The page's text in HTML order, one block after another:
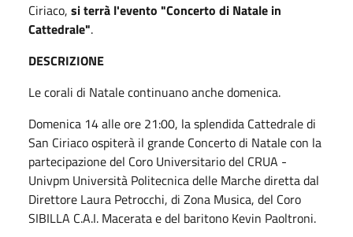
Ciriaco, si terrà l'evento "Concerto di Natale in
Cattedrale".
DESCRIZIONE
Le corali di Natale continuano anche domenica.
Domenica 14 alle ore 21:00, la splendida Cattedrale di
San Ciriaco ospiterà il grande Concerto di Natale con la
partecipazione del Coro Universitario del CRUA -
Univpm Università Politecnica delle Marche diretta dal
Direttore Laura Petrocchi, di Zona Musica, del Coro
SIBILLA C.A.I. Macerata e del baritono Kevin Paoltroni.